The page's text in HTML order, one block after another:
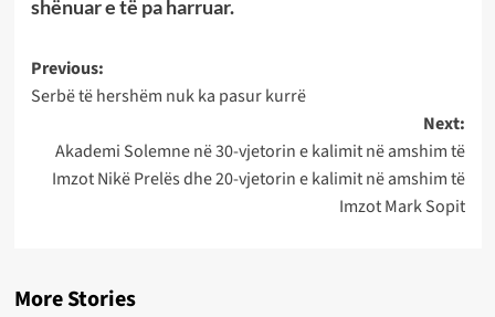
shënuar e të pa harruar.
Post
navigation
Previous:
Serbë të hershëm nuk ka pasur kurrë
Next:
Akademi Solemne në 30-vjetorin e kalimit në amshim të
Imzot Nikë Prelës dhe 20-vjetorin e kalimit në amshim të
Imzot Mark Sopit
More Stories